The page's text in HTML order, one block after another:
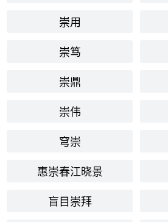
崇用
崇笃
崇鼎
崇伟
穹崇
惠崇春江晓景
盲目崇拜